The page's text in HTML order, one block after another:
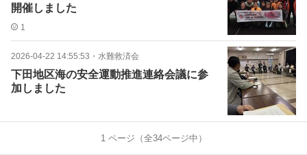
開催しました
1
2026-04-22 14:55:53 ・ 水難救済会
下田地区海の安全運動推進連絡会議に参
加しました
1ページ（全34ページ中）